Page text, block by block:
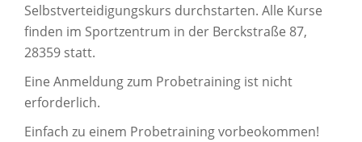
Selbstverteidigungskurs durchstarten. Alle Kurse
finden im Sportzentrum in der Berckstraße 87,
28359 statt.
Eine Anmeldung zum Probetraining ist nicht
erforderlich.
Einfach zu einem Probetraining vorbeokommen!